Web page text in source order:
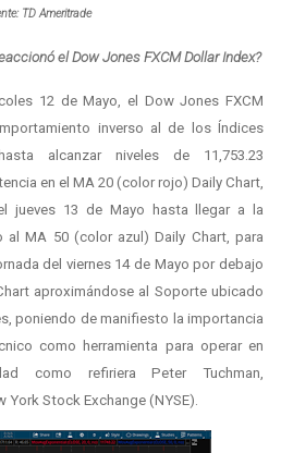
TD Ameritrade
el Dow Jones FXCM Dollar Index?
12 de Mayo, el Dow Jones FXCM
inverso al de los Índices
alcanzar niveles de 11,753.23
en el MA 20 (color rojo) Daily Chart,
jueves 13 de Mayo hasta llegar a la
al MA 50 (color azul) Daily Chart, para
del viernes 14 de Mayo por debajo
aproximándose al Soporte ubicado
poniendo de manifiesto la importancia
como herramienta para operar en
como refiriera Peter Tuchman,
Stock Exchange (NYSE).